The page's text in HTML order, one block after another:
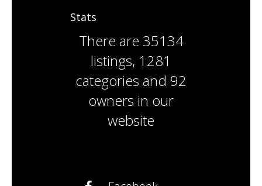
Stats
There are 35134
listings, 1281
categories and 92
owners in our
website